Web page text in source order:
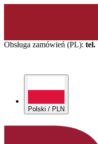
Obsługa zamówień (PL): tel.
Polski / PLN